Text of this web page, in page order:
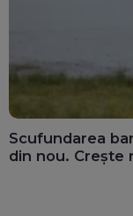
Scufundarea
din nou. Crește